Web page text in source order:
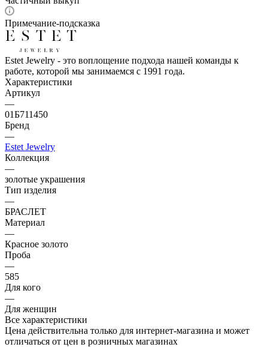
Примечание-подсказка
Estet Jewelry - это воплощение подхода нашей команды к
работе, которой мы занимаемся с 1991 года.
Характеристики
Артикул
—
01Б711450
Бренд
—
Estet Jewelry
Коллекция
—
золотые украшения
Тип изделия
—
БРАСЛЕТ
Материал
—
Красное золото
Проба
—
585
Для кого
—
Для женщин
Все характеристики
Цена действительна только для интернет-магазина и может
отличаться от цен в розничных магазинах